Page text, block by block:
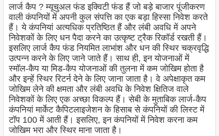
लार्ज कैप ? म्यूचुअल फंड इक्विटी फंड हैं जो बड़े बाजार पूंजीकरण
वाली कंपनियों में अपनी कुल संपत्ति का एक बड़ा हिस्सा निवेश करते
हैं। ये कंपनियां अत्यधिक प्रतिष्ठित हैं और लंबी अवधि में अपने
निवेशकों के लिए धन पैदा करने का उत्कृष्ट ट्रैक रिकॉर्ड रखती हैं।
इसलिए लार्ज कैप फंड नियमित लाभांश और धन की स्थिर चक्रवृद्धि
उत्पन्न करने के लिए जाने जाते हैं। साथ ही, इन योजनाओं में
स्मॉल-कैप या मिड-कैप योजनाओं की तुलना में कम जोखिम होता है
और इन्हें स्थिर रिटर्न देने के लिए जाना जाता है। वे अपेक्षाकृत कम
जोखिम लेने की क्षमता और लंबी अवधि के निवेश क्षितिज वाले
निवेशकों के लिए एक अच्छा विकल्प हैं। सेबी के मुताबिक लार्ज-कैप
कंपनियां मार्केट कैपिटलाइजेशन के हिसाब से कंपनियों की लिस्ट में
टॉप 100 में आती हैं। इसलिए, इन कंपनियों में निवेश करना कम
जोखिम भरा और स्थिर माना जाता है।